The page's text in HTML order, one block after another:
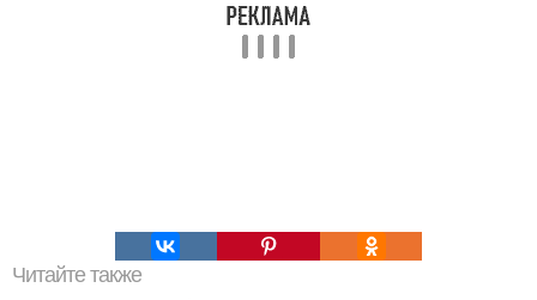
Читайте также